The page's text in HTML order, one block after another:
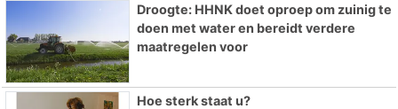
Droogte: HHNK doet oproep om zuinig te
doen met water en bereidt verdere
maatregelen voor
Hoe sterk staat u?